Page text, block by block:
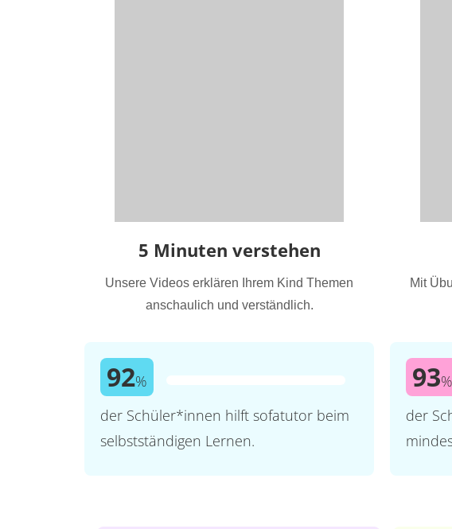
5 Minuten verstehen
Unsere Videos erklären Ihrem Kind Themen
anschaulich und verständlich.
92%
der Schüler*innen hilft sofatutor beim
selbstständigen Lernen.
Mit
93%
der